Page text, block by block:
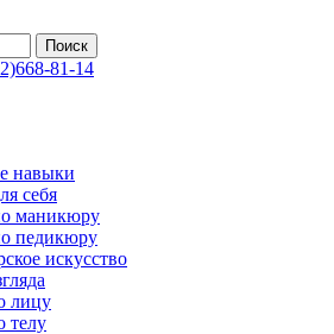
81-14
навыки
себя
маникюру
педикюру
искусство
лицу
телу